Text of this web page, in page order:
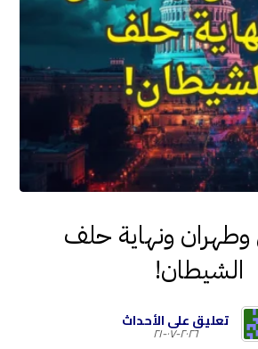
ونهاية حلف
الشيطان!
تعليق على الأحداث
٢٠٢٦-٠٧-٢١